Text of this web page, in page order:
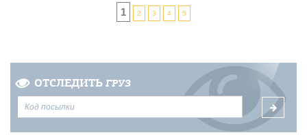
1 2 3 4 5
ОТСЛЕДИТЬ ГРУЗ